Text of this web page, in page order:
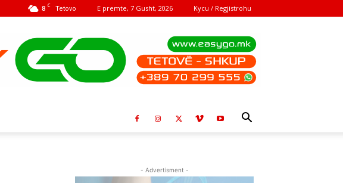
8 C Tetovo E premte, 7 Gusht, 2026 Kycu / Regjistrohu
- Advertisment -